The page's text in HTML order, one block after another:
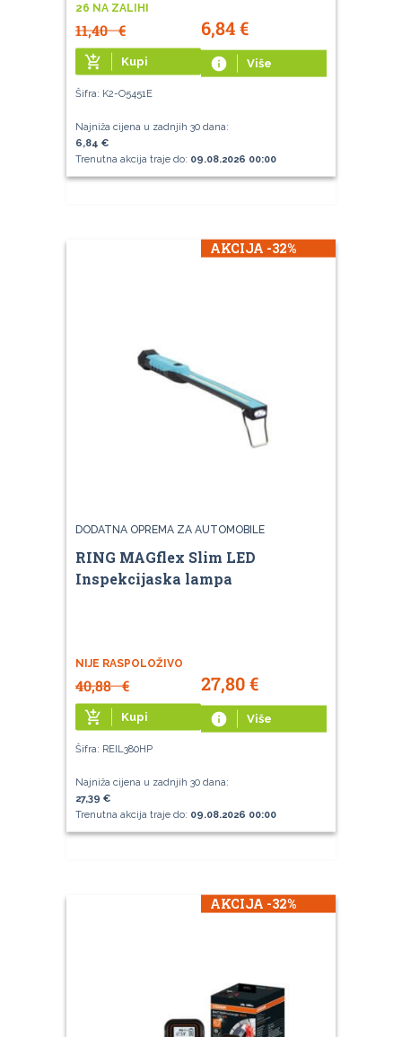
26 NA ZALIHI
11,40€ 6,84€
add_shopping_cart Kupi info Više
Šifra: K2-O5451E
Najniža cijena u zadnjih 30 dana:
6,84 €
Trenutna akcija traje do: 09.08.2026 00:00
AKCIJA -32%
DODATNA OPREMA ZA AUTOMOBILE
RING MAGflex Slim LED
Inspekcijaska lampa
NIJE RASPOLOŽIVO
40,88€ 27,80€
add_shopping_cart Kupi info Više
Šifra: REIL380HP
Najniža cijena u zadnjih 30 dana:
27,39 €
Trenutna akcija traje do: 09.08.2026 00:00
AKCIJA -32%